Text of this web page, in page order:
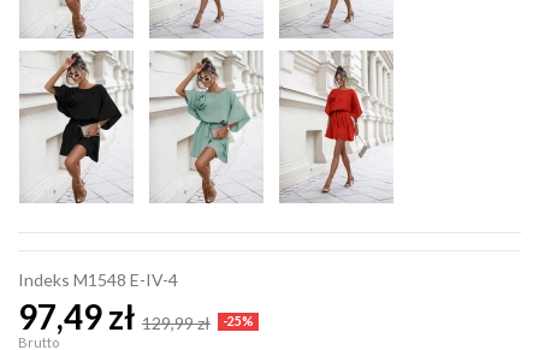
Indeks M1548 E-IV-4
97,49 zł 129,99 zł -25%
Brutto